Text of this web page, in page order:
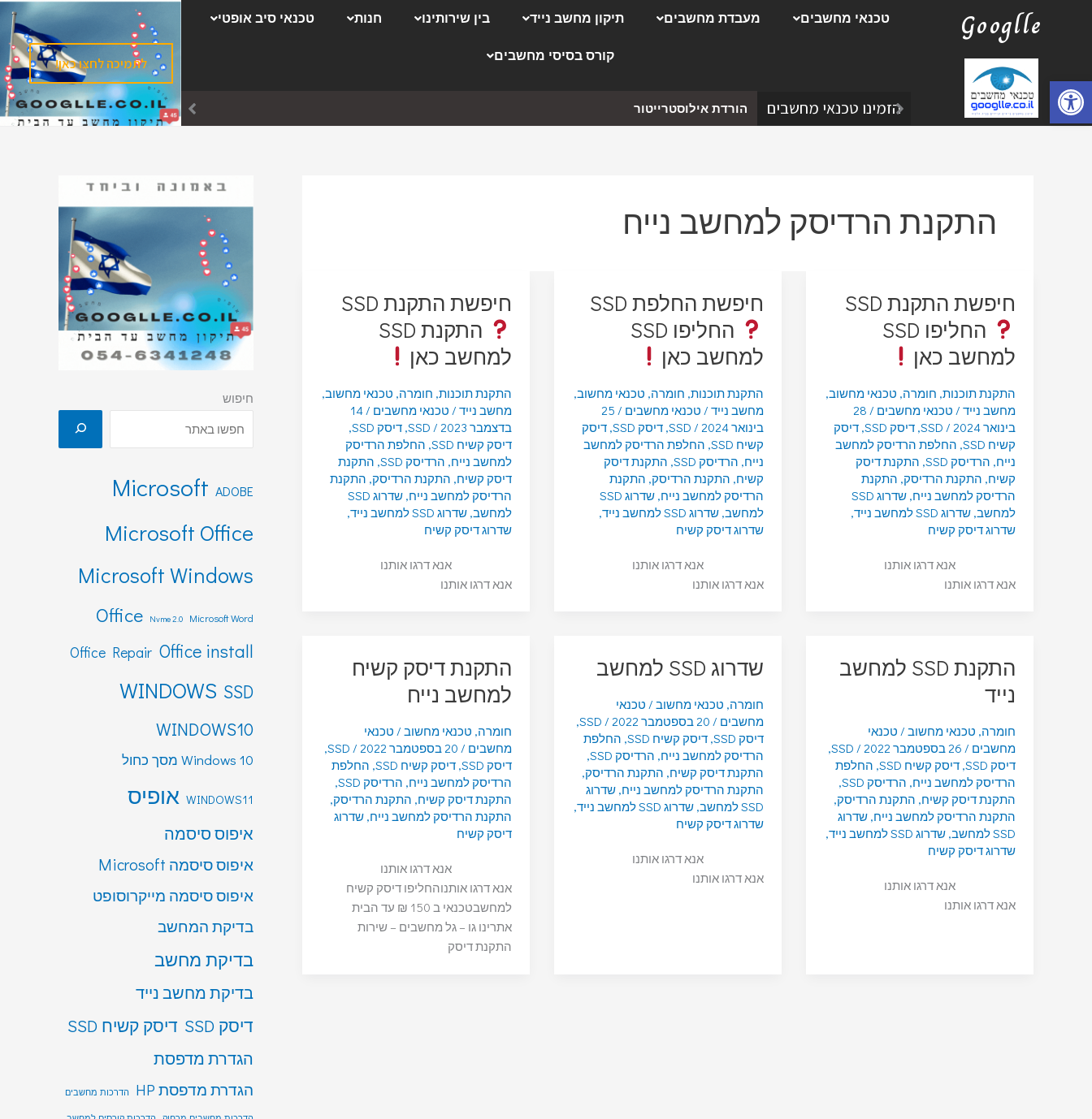
פתח סרגל נגישות
Googlle טכנאי מחשבים מעבדת מחשבים תיקון מחשב נייד בין שירותינו חנות טכנאי סיב אופטי
קורס בסיסי מחשבים
הזמינו טכנאי מחשבים הורדת אילוסטרייטור
לתמיכה לחצו כאן!
התקנת הרדיסק למחשב נייח
חיפשת התקנת SSD
החליפו SSD
למחשב כאן
התקנת תוכנות, חומרה, טכנאי מחשוב,
מחשב נייד / טכנאי מחשבים /
28
בינואר 2024
/
SSD
,דיסק SSD ,דיסק
קשיח SSD
, החלפת הרדיסק למחשב
נייח, הרדיסק SSD , התקנת דיסק
קשיח, התקנת הרדיסק, התקנת
הרדיסק למחשב נייח,
שדרוג SSD
למחשב,שדרוג SSD למחשב נייד
,
שדרוג דיסק קשיח
אנא דרגו אותנו
אנא דרגו אותנו
חיפשת החלפת SSD
החליפו SSD
למחשב כאן
התקנת תוכנות, חומרה, טכנאי מחשוב,
מחשב נייד / טכנאי מחשבים /
25
בינואר 2024
/
SSD
,דיסק SSD ,דיסק
קשיח SSD
, החלפת הרדיסק למחשב
נייח, הרדיסק SSD , התקנת דיסק
קשיח, התקנת הרדיסק, התקנת
הרדיסק למחשב נייח,
שדרוג SSD
למחשב,שדרוג SSD למחשב נייד
,
שדרוג דיסק קשיח
אנא דרגו אותנו
אנא דרגו אותנו
חיפשת התקנת SSD
התקנת SSD
למחשב כאן
התקנת תוכנות, חומרה, טכנאי מחשוב,
מחשב נייד / טכנאי מחשבים /
14
בדצמבר 2023
/
SSD
,דיסק SSD
,
דיסק קשיח SSD
, החלפת הרדיסק
למחשב נייח, הרדיסק SSD , התקנת
דיסק קשיח, התקנת הרדיסק, התקנת
הרדיסק למחשב נייח,
שדרוג SSD
למחשב,שדרוג SSD למחשב נייד
,
שדרוג דיסק קשיח
אנא דרגו אותנו
אנא דרגו אותנו
התקנת SSD למחשב
נייד
חומרה, טכנאי מחשוב / טכנאי
מחשבים / 26 בספטמבר 2022 /
SSD
,
דיסק SSD
,דיסק קשיח SSD , החלפת
הרדיסק למחשב נייח, הרדיסק SSD
,
התקנת דיסק קשיח, התקנת הרדיסק,
התקנת הרדיסק למחשב נייח,שדרוג
SSD למחשב
,שדרוג SSD למחשב נייד
,
שדרוג דיסק קשיח
אנא דרגו אותנו
אנא דרגו אותנו
שדרוג SSD למחשב
חומרה, טכנאי מחשוב / טכנאי
מחשבים / 20 בספטמבר 2022 /
SSD
,
דיסק SSD
,דיסק קשיח SSD , החלפת
הרדיסק למחשב נייח, הרדיסק SSD
,
התקנת דיסק קשיח, התקנת הרדיסק,
התקנת הרדיסק למחשב נייח,שדרוג
SSD למחשב
,שדרוג SSD למחשב נייד
,
שדרוג דיסק קשיח
אנא דרגו אותנו
אנא דרגו אותנו
התקנת דיסק קשיח
למחשב נייח
חומרה, טכנאי מחשוב / טכנאי
מחשבים / 20 בספטמבר 2022 /
SSD
,
דיסק SSD
,דיסק קשיח SSD , החלפת
הרדיסק למחשב נייח, הרדיסק SSD
,
התקנת דיסק קשיח, התקנת הרדיסק,
התקנת הרדיסק למחשב נייח,שדרוג
דיסק קשיח
אנא דרגו אותנו
אנא דרגו אותנוהחליפו דיסק קשיח
למחשבטכנאי ב 150 ₪ עד הבית
אתרינו גו – גל מחשבים – שירות
התקנת דיסק
חיפוש
ADOBE
Microsoft
Microsoft Office
Microsoft Windows
Microsoft Word
Nvme 2.0
Office
Office install
Office Repair
SSD
WINDOWS
WINDOWS10
Windows 10 מסך כחול
WINDOWS11 אופיס
איפוס סיסמה
איפוס סיסמה Microsoft
איפוס סיסמה מייקרוסופט
בדיקת המחשב
בדיקת מחשב
בדיקת מחשב נייד
דיסק SSD דיסק קשיח SSD
הגדרת מדפסת
הגדרת מדפסת HP הדרכות מחשבים
ק